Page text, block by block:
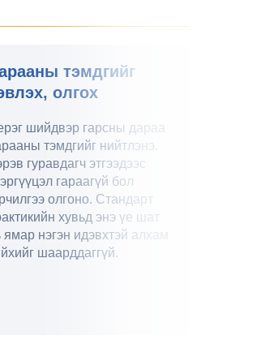
тэмдгийг
олгох
шийдвэр гарсны дараа
тэмдгийг нийтлэнэ.
гуравдагч этгээдээс
гараагүй бол
олгоно. Стандарт
хувьд энэ үе шат
ямар нэгэн идэвхтэй алхам
шаарддаггүй.